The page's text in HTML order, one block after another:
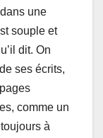
une
souple et
dit. On
ses écrits,
comme un
à